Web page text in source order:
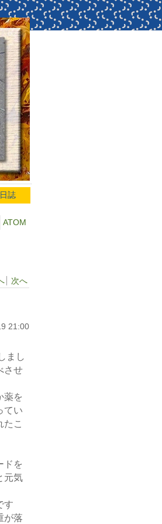
誌
ATOM
次へ
21:00
まし
させ
薬を
てい
たこ
ドを
元気
す
が落